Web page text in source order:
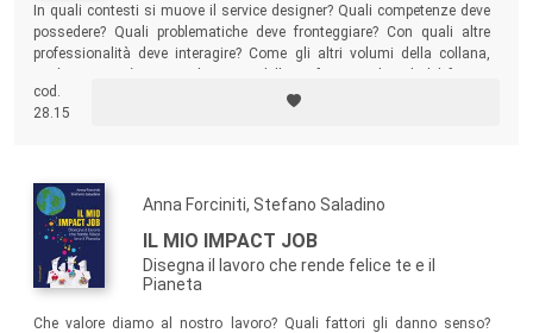
In quali contesti si muove il service designer? Quali competenze deve
possedere? Quali problematiche deve fronteggiare? Con quali altre
professionalità deve interagire? Come gli altri volumi della collana,
raccontata da una delle più affermate protagoniste.
cod.
28.15
Anna Forciniti, Stefano Saladino
IL MIO IMPACT JOB
Disegna il lavoro che rende felice te e il
Pianeta
Che valore diamo al nostro lavoro? Quali fattori gli danno senso?